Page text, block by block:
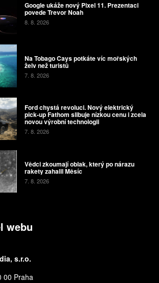
Google ukáže nový Pixel 11. Prezentaci
povede Trevor Noah
8. 8. 2026
Na Tobago Cays potkáte víc mořských
želv než turistů
7. 8. 2026
Ford chystá revoluci. Nový elektrický
pick-up Fathom slibuje nízkou cenu i zcela
novou výrobní technologii
7. 8. 2026
Vědci zkoumají oblak, který po nárazu
rakety zahalil Měsíc
7. 8. 2026
webu
s.r.o.
00 Praha